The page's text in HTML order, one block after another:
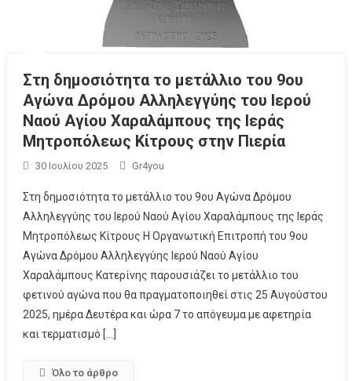
Στη δημοσιότητα το μετάλλιο του 9ου
Αγώνα Δρόμου Αλληλεγγύης του Ιερού
Ναού Αγίου Χαραλάμπους της Ιεράς
Μητροπόλεως Κίτρους στην Πιερία
30 Ιουλίου 2025 Gr4you
Στη δημοσιότητα το μετάλλιο του 9ου Αγώνα Δρόμου
Αλληλεγγύης του Ιερού Ναού Αγίου Χαραλάμπους της Ιεράς
Μητροπόλεως Κίτρους H Οργανωτική Επιτροπή του 9ου
Αγώνα Δρόμου Αλληλεγγύης Ιερού Ναού Αγίου
Χαραλάμπους Κατερίνης παρουσιάζει το μετάλλιο του
φετινού αγώνα που θα πραγματοποιηθεί στις 25 Αυγούστου
2025, ημέρα Δευτέρα και ώρα 7 το απόγευμα με αφετηρία
και τερματισμό […]
Όλο το άρθρο